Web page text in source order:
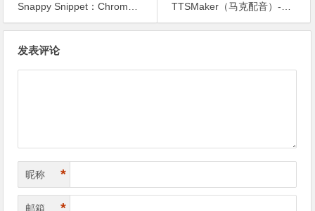
Snappy Snippet：Chrome浏览器插件-轻松从页面中提取HTML和CSS代码
TTSMaker（马克配音）-免费的文本转语音工具
发表评论
昵称 *
邮箱